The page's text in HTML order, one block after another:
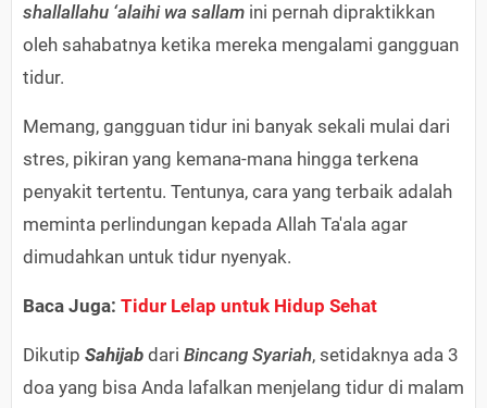
shallallahu ‘alaihi wa sallam ini pernah dipraktikkan
oleh sahabatnya ketika mereka mengalami gangguan
tidur.
Memang, gangguan tidur ini banyak sekali mulai dari
stres, pikiran yang kemana-mana hingga terkena
penyakit tertentu. Tentunya, cara yang terbaik adalah
meminta perlindungan kepada Allah Ta'ala agar
dimudahkan untuk tidur nyenyak.
Baca Juga: Tidur Lelap untuk Hidup Sehat
Dikutip Sahijab dari Bincang Syariah, setidaknya ada 3
doa yang bisa Anda lafalkan menjelang tidur di malam